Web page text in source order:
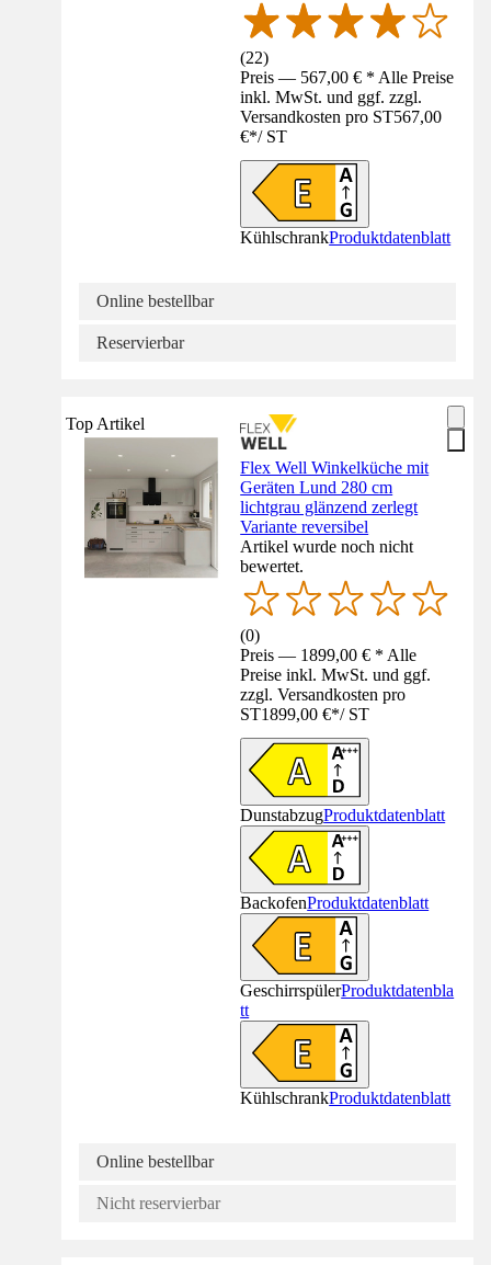
(22)
Preis — 567,00 € * Alle Preise
inkl. MwSt. und ggf. zzgl.
Versandkosten pro ST567,00
€*/ ST
KühlschrankProduktdatenblatt
Online bestellbar
Reservierbar
Top Artikel
Flex Well Winkelküche mit
Geräten Lund 280 cm
lichtgrau glänzend zerlegt
Variante reversibel
Artikel wurde noch nicht
bewertet.
(0)
Preis — 1899,00 € * Alle
Preise inkl. MwSt. und ggf.
zzgl. Versandkosten pro
ST1899,00 €*/ ST
DunstabzugProduktdatenblatt
BackofenProduktdatenblatt
GeschirrspülerProduktdatenbla
tt
KühlschrankProduktdatenblatt
Online bestellbar
Nicht reservierbar